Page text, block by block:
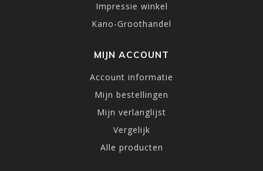
Impressie winkel
Kano-Groothandel
MIJN ACCOUNT
Account informatie
Mijn bestellingen
Mijn verlanglijst
Vergelijk
Alle producten